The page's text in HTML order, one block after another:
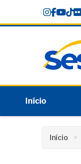
content
Início
Início